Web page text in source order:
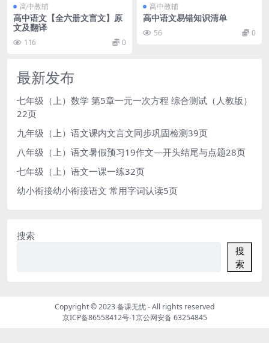
高中教辅
高中语文【全六册文言文】原
文及翻译
116 0
高中教辅
高中语文易错知识清单
56 0
最新发布
七年级（上）数学 第5章一元一次方程 综合测试（人教版）
22页
九年级（上）语文课内文言文同步巩固检测39页
八年级（上）语文暑假预习19作文—开头结尾与点题28页
七年级（上）语文一课一练32页
幼小衔接幼小衔接语文 常用字词认读5页
搜索
搜
索
Copyright © 2023备课无忧- All rights reserved
京ICP备86558412号-1京公网安备 63254845